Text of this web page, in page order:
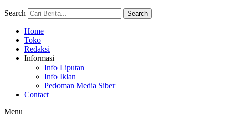
Search Search
Home
Toko
Redaksi
Informasi
Info Liputan
Info Iklan
Pedoman Media Siber
Contact
Menu